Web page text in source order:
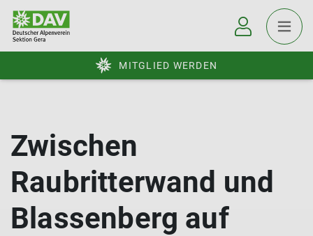
MITGLIED WERDEN
Zwischen
Raubritterwand und
Blassenberg auf